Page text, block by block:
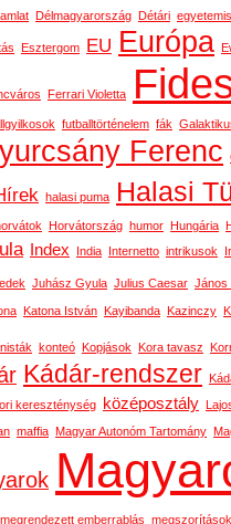
Délmagyarország Détári
Esztergom EU Európa
Ferrari Violetta
futballtörténelem fák
Ferenc
halasi puma Halasi
Horvátország humor Hungária
Index India Internetto intrikusok
Juhász Gyula Julius Caesar János
Katona István Kayibanda Kazinczy
konteó Kopjások Kora tavasz
Kádár-rendszer
kereszténység középosztály
maffia Magyar Autonóm Tartomány
megrendezett emberrablás megszorítások